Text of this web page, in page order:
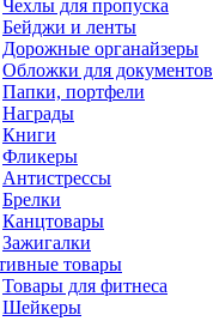
Чехлы для пропуска
Бейджи и ленты
Дорожные органайзеры
Обложки для документов
Папки, портфели
Награды
Книги
Фликеры
Антистрессы
Брелки
Канцтовары
Зажигалки
товары
Товары для фитнеса
Шейкеры